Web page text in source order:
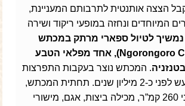
הצצה אותנטית לתרבותם המעניינת,
המיוחדים ונחזה במופעי ריקוד ושירה
לטיול ספארי מרתק במכתש
נגורונגורו (Ngorongoro Crater), אחד מפלאי הטבע
. המכתש נוצר בעקבות התפרצות
והתמוטטות הר געש לפני כ-2 מיליון שנים. תחתית המכתש,
המתפרשת על פני 260 קמ”ר, מכילה ביצות, אגם, מישורי